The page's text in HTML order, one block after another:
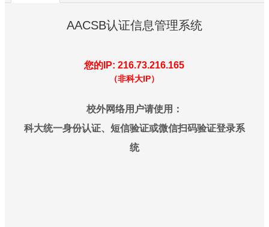
AACSB认证信息管理系统
您的IP: 216.73.216.165
（非科大IP）
校外网络用户请使用：
科大统一身份认证、短信验证或微信扫码验证登录系
统